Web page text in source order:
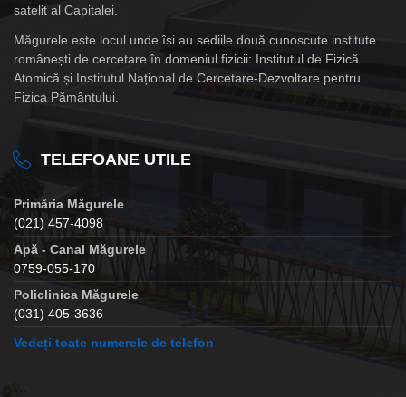
satelit al Capitalei.
Măgurele este locul unde își au sediile două cunoscute institute
românești de cercetare în domeniul fizicii: Institutul de Fizică
Atomică și Institutul Național de Cercetare-Dezvoltare pentru
Fizica Pământului.
TELEFOANE UTILE
Primăria Măgurele
(021) 457-4098
Apă - Canal Măgurele
0759-055-170
Policlinica Măgurele
(031) 405-3636
Vedeți toate numerele de telefon